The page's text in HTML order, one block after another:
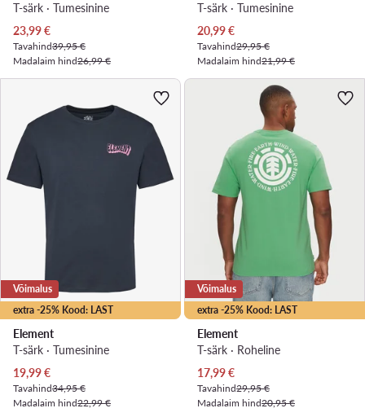
T-särk · Tumesinine
Praegune hind
23,99€
Tavahind39,95 €
Madalaim hind26,99 €
T-särk · Tumesinine
Praegune hind
20,99€
Tavahind29,95 €
Madalaim hind21,99 €
extra -25% Kood: LAST
Võimalus
Element
T-särk · Tumesinine
Praegune hind
19,99€
Tavahind34,95 €
Madalaim hind22,99 €
extra -25% Kood: LAST
Võimalus
Element
T-särk · Roheline
Praegune hind
17,99€
Tavahind29,95 €
Madalaim hind20,95 €